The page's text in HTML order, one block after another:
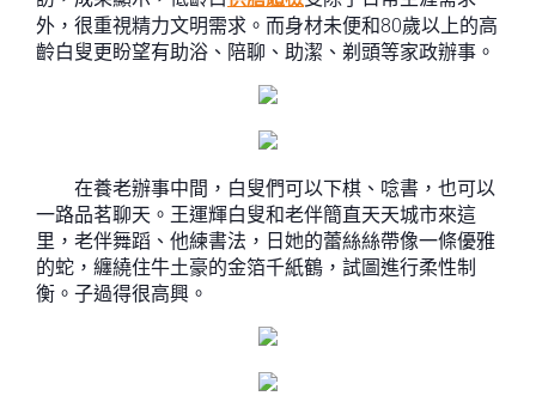
外，很重視精力文明需求。而身材未便和80歲以上的高
齡白叟更盼望有助浴、陪聊、助潔、剃頭等家政辦事。
在養老辦事中間，白叟們可以下棋、唸書，也可以
一路品茗聊天。王運輝白叟和老伴簡直天天城市來這
里，老伴舞蹈、他練書法，日她的蕾絲絲帶像一條優雅
的蛇，纏繞住牛土豪的金箔千紙鶴，試圖進行柔性制
衡。子過得很高興。